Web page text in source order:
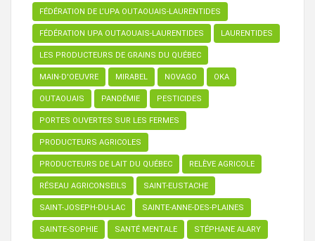
FÉDÉRATION DE L’UPA OUTAOUAIS-LAURENTIDES
FÉDÉRATION UPA OUTAOUAIS-LAURENTIDES LAURENTIDES
LES PRODUCTEURS DE GRAINS DU QUÉBEC
MAIN-D'OEUVRE MIRABEL NOVAGO OKA
OUTAOUAIS PANDÉMIE PESTICIDES
PORTES OUVERTES SUR LES FERMES
PRODUCTEURS AGRICOLES
PRODUCTEURS DE LAIT DU QUÉBEC RELÈVE AGRICOLE
RÉSEAU AGRICONSEILS SAINT-EUSTACHE
SAINT-JOSEPH-DU-LAC SAINTE-ANNE-DES-PLAINES
SAINTE-SOPHIE SANTÉ MENTALE STÉPHANE ALARY